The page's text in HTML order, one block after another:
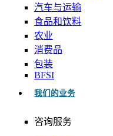
汽车与运输
食品和饮料
农业
消费品
包装
BFSI
我们的业务
咨询服务